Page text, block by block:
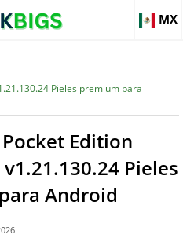
MX
Pieles premium para
Edition
Pieles
Android